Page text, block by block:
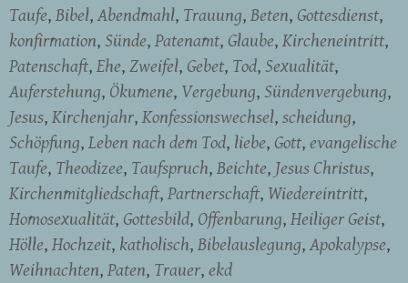
Taufe Bibel Abendmahl Trauung Beten Gottesdienst
konfirmation Sünde Patenamt Glaube Kircheneintritt
Patenschaft Ehe Zweifel Gebet Tod Sexualität
Auferstehung Ökumene Vergebung Sündenvergebung
Jesus Kirchenjahr Konfessionswechsel scheidung
Schöpfung Leben nach dem Tod liebe Gott evangelische
Taufe Theodizee Taufspruch Beichte Jesus Christus
Kirchenmitgliedschaft Partnerschaft Wiedereintritt
Homosexualität Gottesbild Offenbarung Heiliger Geist
Hölle Hochzeit katholisch Bibelauslegung Apokalypse
Weihnachten Paten Trauer ekd